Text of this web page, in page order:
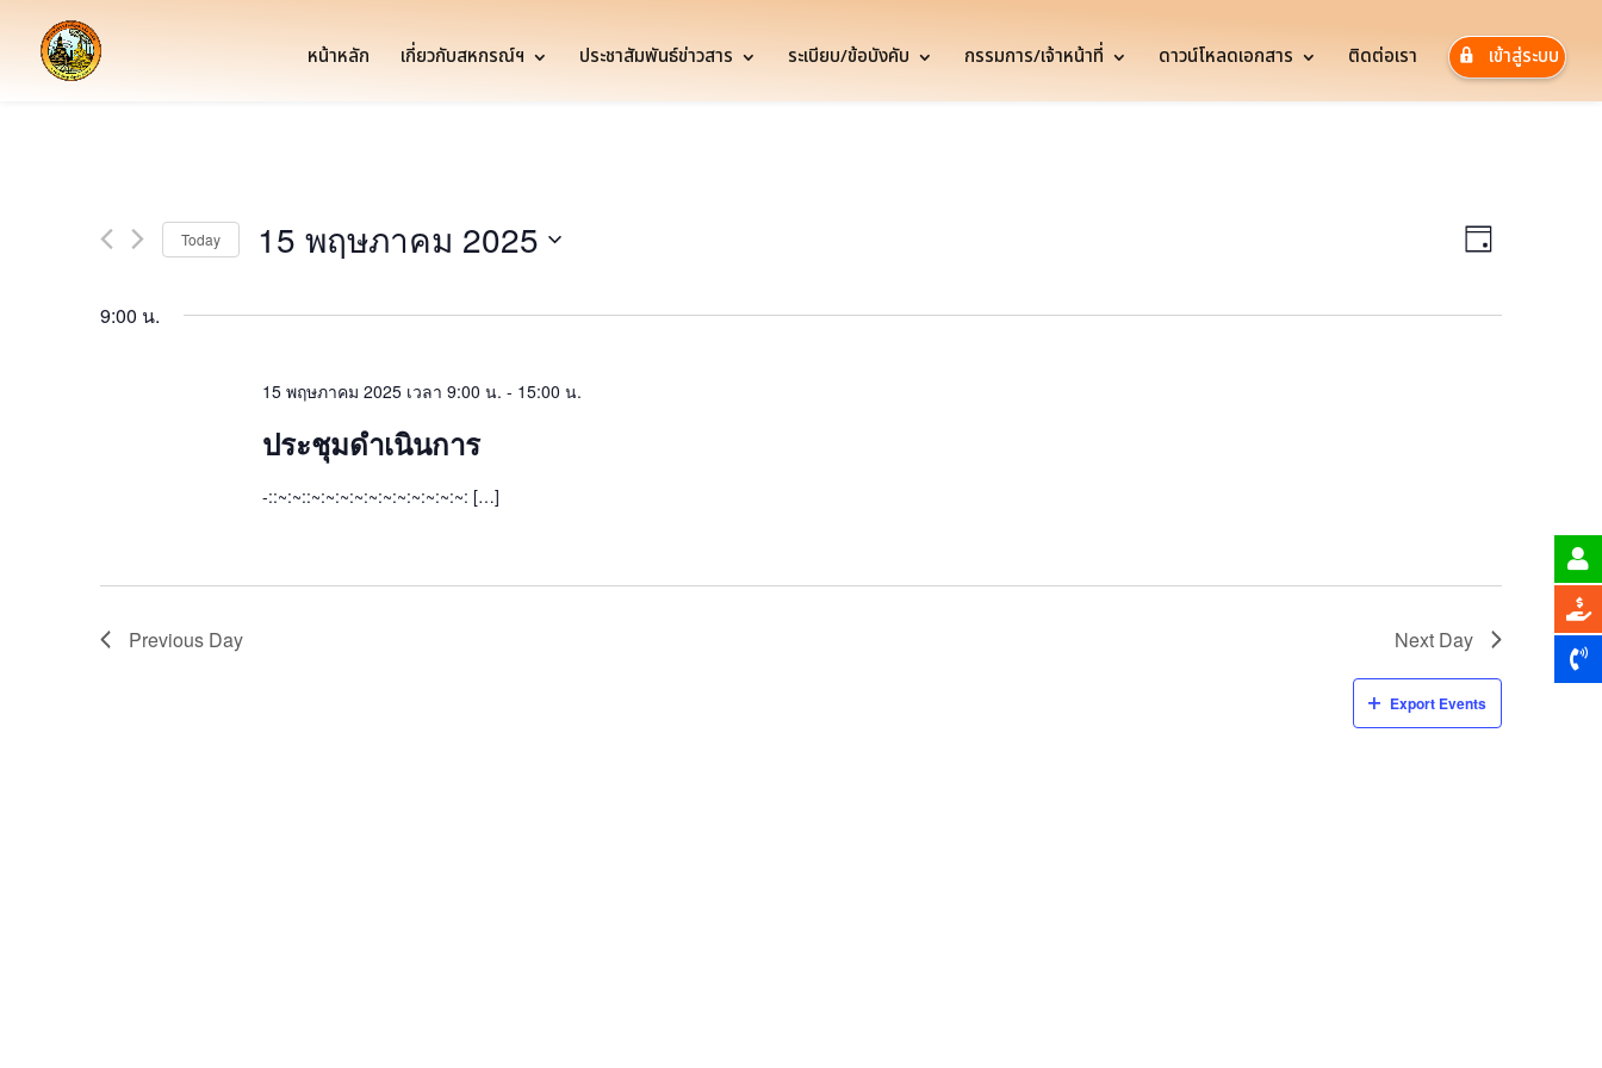
หน้าหลัก เกี่ยวกับสหกรณ์ฯ ประชาสัมพันธ์ข่าวสาร ระเบียบ/ข้อบังคับ กรรมการ/เจ้าหน้าที่ ดาวน์โหลดเอกสาร ติดต่อเรา เข้าสู่ระบบ
Views
Event
Views
Day
Today 15 พฤษภาคม 2025
9:00 น.
15 พฤษภาคม 2025 เวลา 9:00 น. - 15:00 น.
ประชุมดำเนินการ
-::~:~::~:~:~:~:~:~:~:~:~:~:~: […]
Previous Day Next Day
Export Events